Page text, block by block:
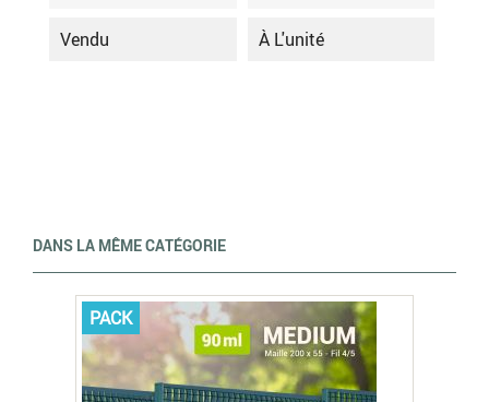
Vendu À L'unité
DANS LA MÊME CATÉGORIE
PACK